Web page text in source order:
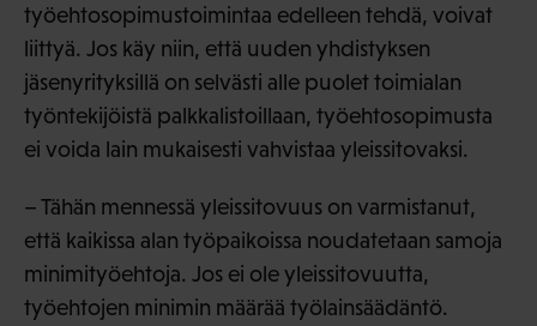
työehtosopimustoimintaa edelleen tehdä, voivat
liittyä. Jos käy niin, että uuden yhdistyksen
jäsenyrityksillä on selvästi alle puolet toimialan
työntekijöistä palkkalistoillaan, työehtosopimusta
ei voida lain mukaisesti vahvistaa yleissitovaksi.
– Tähän mennessä yleissitovuus on varmistanut,
että kaikissa alan työpaikoissa noudatetaan samoja
minimityöehtoja. Jos ei ole yleissitovuutta,
työehtojen minimin määrää työlainsäädäntö.